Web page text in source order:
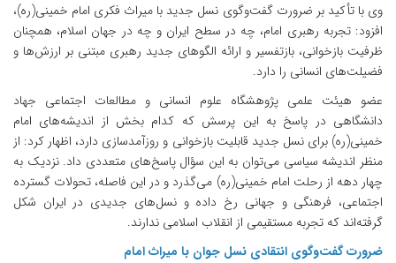
وی با تأکید بر ضرورت گفت‌وگوی نسل جدید با میراث فکری امام خمینی(ره)،
افزود: تجربه رهبری امام، چه در سطح ایران و چه در جهان اسلام، همچنان
ظرفیت بازخوانی، بازتفسیر و ارائه الگوهای جدید رهبری مبتنی بر ارزش‌ها و
فضیلت‌های انسانی را دارد.
عضو هیئت علمی پژوهشگاه علوم انسانی و مطالعات اجتماعی جهاد
دانشگاهی در پاسخ به این پرسش که کدام بخش از اندیشه‌های امام
خمینی(ره) برای نسل جدید قابلیت بازخوانی و روزآمدسازی دارد، اظهار کرد: از
منظر اندیشه سیاسی می‌توان به این سؤال پاسخ‌های متعددی داد. نزدیک به
چهار دهه از رحلت امام خمینی(ره) می‌گذرد و در این فاصله، تحولات گسترده
اجتماعی، فرهنگی و جهانی رخ داده و نسل‌های جدیدی در ایران شکل
گرفته‌اند که تجربه مستقیمی از انقلاب اسلامی ندارند.
ضرورت گفت‌وگوی انتقادی نسل جوان با میراث امام